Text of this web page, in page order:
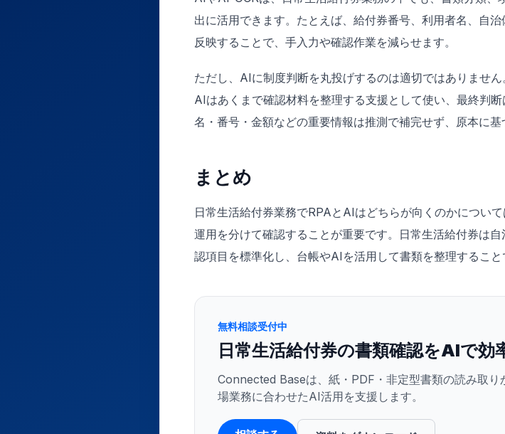
出に活用できます。たとえば、給付券番号、利用者名、自
反映することで、手入力や確認作業を減らせます。
ただし、AIに制度判断を丸投げするのは適切ではありませ
AIはあくまで確認材料を整理する支援として使い、最終判
名・番号・金額などの重要情報は推測で補完せず、原本に
まとめ
日常生活給付券業務でRPAとAIはどちらが向くのかについ
運用を分けて確認することが重要です。日常生活給付券は
認項目を標準化し、台帳やAIを活用して書類を整理すること
無料相談受付中
日常生活給付券の書類確認をAIで効
Connected Baseは、紙・PDF・非定型書類の読み取り
場業務に合わせたAI活用を支援します。